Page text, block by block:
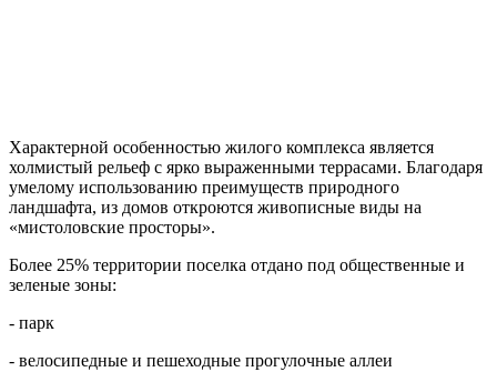
Характерной особенностью жилого комплекса является
холмистый рельеф с ярко выраженными террасами. Благодаря
умелому использованию преимуществ природного
ландшафта, из домов откроются живописные виды на
«мистоловские просторы».
Более 25% территории поселка отдано под общественные и
зеленые зоны:
- парк
- велосипедные и пешеходные прогулочные аллеи